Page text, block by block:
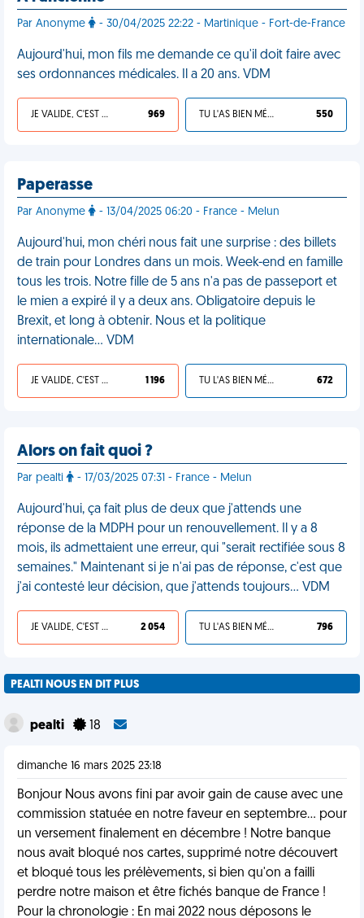
Par Anonyme - 30/04/2025 22:22 - Martinique - Fort-de-France
Aujourd'hui, mon fils me demande ce qu'il doit faire avec
ses ordonnances médicales. Il a 20 ans. VDM
JE VALIDE, C'EST UNE VDM 969 TU L'AS BIEN MÉRITÉ 550
Paperasse
Par Anonyme - 13/04/2025 06:20 - France - Melun
Aujourd'hui, mon chéri nous fait une surprise : des billets
de train pour Londres dans un mois. Week-end en famille
tous les trois. Notre fille de 5 ans n'a pas de passeport et
le mien a expiré il y a deux ans. Obligatoire depuis le
Brexit, et long à obtenir. Nous et la politique
internationale… VDM
JE VALIDE, C'EST UNE VDM 1 196 TU L'AS BIEN MÉRITÉ 672
Alors on fait quoi ?
Par pealti - 17/03/2025 07:31 - France - Melun
Aujourd'hui, ça fait plus de deux que j'attends une
réponse de la MDPH pour un renouvellement. Il y a 8
mois, ils admettaient une erreur, qui "serait rectifiée sous 8
semaines." Maintenant si je n'ai pas de réponse, c'est que
j'ai contesté leur décision, que j'attends toujours… VDM
JE VALIDE, C'EST UNE VDM 2 054 TU L'AS BIEN MÉRITÉ 796
PEALTI NOUS EN DIT PLUS
pealti 18
dimanche 16 mars 2025 23:18
Bonjour Nous avons fini par avoir gain de cause avec une
commission statuée en notre faveur en septembre... pour
un versement finalement en décembre ! Notre banque
nous avait bloqué nos cartes, supprimé notre découvert
et bloqué tous les prélèvements, si bien qu'on a failli
perdre notre maison et être fichés banque de France !
Pour la chronologie : En mai 2022 nous déposons le